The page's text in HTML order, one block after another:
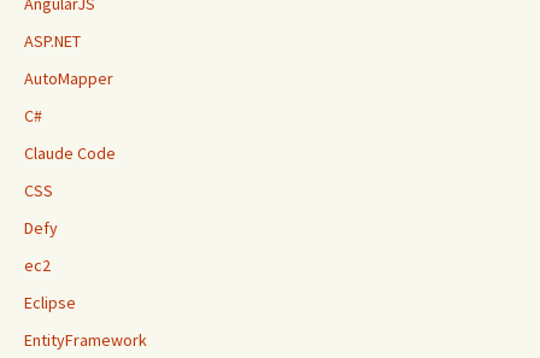
ASP.NET
AutoMapper
C#
Claude Code
CSS
Defy
ec2
Eclipse
EntityFramework